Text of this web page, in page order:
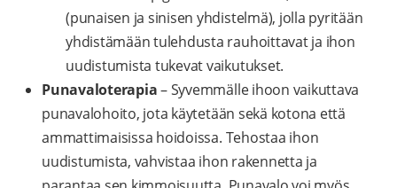
(punaisen ja sinisen yhdistelmä), jolla pyritään
yhdistämään tulehdusta rauhoittavat ja ihon
uudistumista tukevat vaikutukset.
Punavaloterapia– Syvemmälle ihoon vaikuttava
punavalohoito, jota käytetään sekä kotona että
ammattimaisissa hoidoissa. Tehostaa ihon
uudistumista, vahvistaa ihon rakennetta ja